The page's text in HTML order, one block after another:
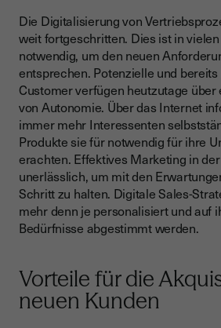
Die Digitalisierung von
weit fortgeschritten. Dies ist in
notwendig, um den neuen
entsprechen. Potenzielle und
Customer verfügen heutzutage über
von Autonomie. Über das Internet
immer mehr Interessenten
Produkte sie für notwendig für ihre
erachten. Effektives Marketing in
unerlässlich, um mit den
Schritt zu halten. Digitale Sales-
mehr denn je personalisiert und auf
Bedürfnisse abgestimmt werden.
Vorteile für die
neuen Kunden